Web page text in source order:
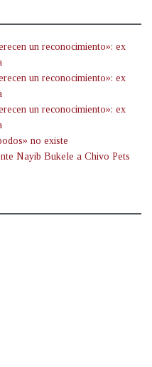
un reconocimiento»: ex
un reconocimiento»: ex
un reconocimiento»: ex
no existe
Nayib Bukele a Chivo Pets